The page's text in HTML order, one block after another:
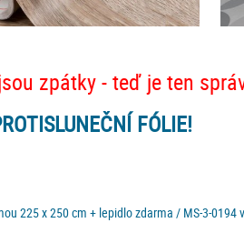
zpátky - teď je ten
FÓLIE!
225 x 250 cm + lepidlo zdarma / MS-3-0194